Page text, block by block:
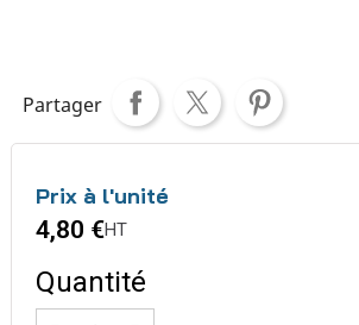
Partager
Prix à l'unité
4,80 €HT
Quantité